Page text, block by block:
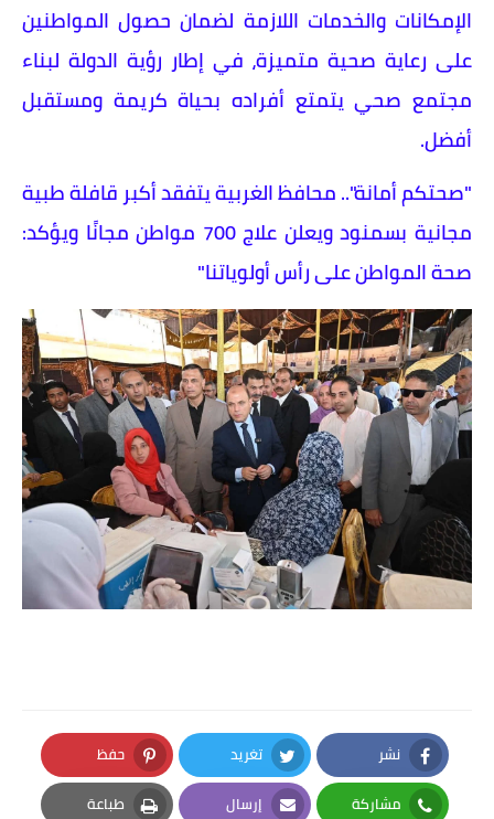
الإمكانات والخدمات اللازمة لضمان حصول المواطنين
على رعاية صحية متميزة، في إطار رؤية الدولة لبناء
مجتمع صحي يتمتع أفراده بحياة كريمة ومستقبل
أفضل.
"صحتكم أمانة".. محافظ الغربية يتفقد أكبر قافلة طبية
مجانية بسمنود ويعلن علاج 700 مواطن مجانًا ويؤكد:
صحة المواطن على رأس أولوياتنا"
نشر
Facebook
تغريد
Twitter
حفظ
Pinterest
مشاركة إرسال طباعة